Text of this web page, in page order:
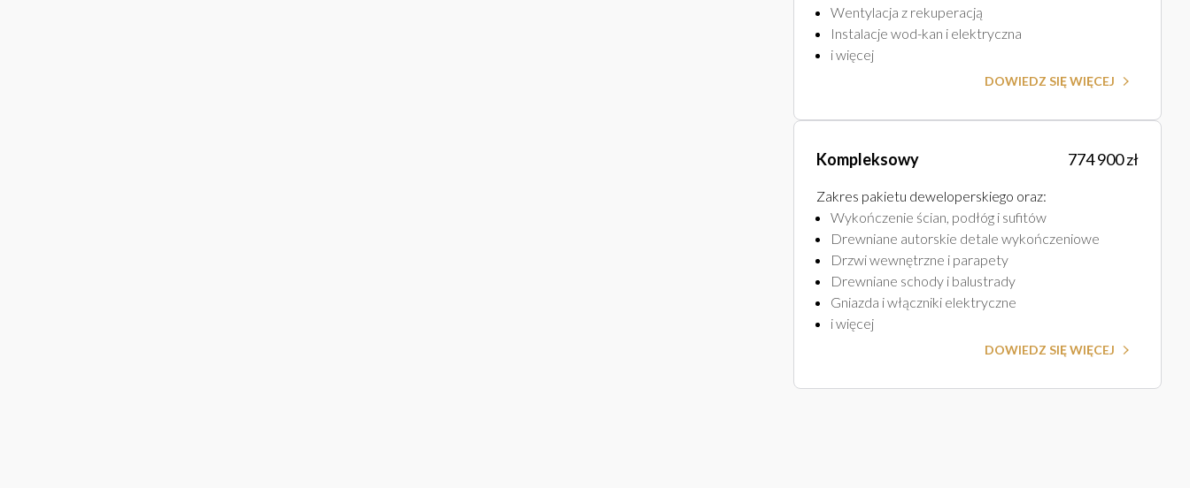
Wentylacja z rekuperacją
Instalacje wod-kan i elektryczna
i więcej
DOWIEDZ SIĘ WIĘCEJ
Kompleksowy 774 900 zł
Zakres pakietu deweloperskiego oraz:
Wykończenie ścian, podłóg i sufitów
Drewniane autorskie detale wykończeniowe
Drzwi wewnętrzne i parapety
Drewniane schody i balustrady
Gniazda i włączniki elektryczne
i więcej
DOWIEDZ SIĘ WIĘCEJ